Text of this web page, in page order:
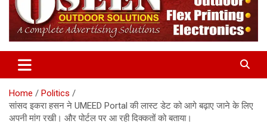
Home
Politics
सांसद इकरा हसन ने UMEED Portal की लास्ट डेट को आगे बढ़ाए जाने के लिए
अपनी मांग रखी। और पोर्टल पर आ रही दिक्कतों को बताया।